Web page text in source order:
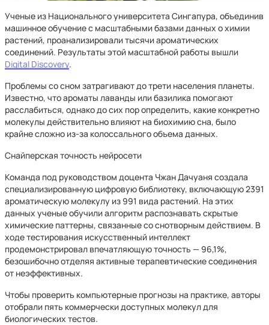
Ученые из Национального университета Сингапура, объединив
машинное обучение с масштабными базами данных о химии
растений, проанализировали тысячи ароматических
соединений. Результаты этой масштабной работы вышли
Digital Discovery.
Проблемы со сном затрагивают до трети населения планеты.
Известно, что ароматы лаванды или базилика помогают
расслабиться, однако до сих пор определить, какие конкретно
молекулы действительно влияют на биохимию сна, было
крайне сложно из-за колоссального объема данных.
Снайперская точность нейросети
Команда под руководством доцента Чжан Дачуаня создала
специализированную цифровую библиотеку, включающую 2391
ароматическую молекулу из 991 вида растений. На этих
данных ученые обучили алгоритм распознавать скрытые
химические паттерны, связанные со снотворным действием. В
ходе тестирования искусственный интеллект
продемонстрировал впечатляющую точность — 96,1%,
безошибочно отделяя активные терапевтические соединения
от неэффективных.
Чтобы проверить компьютерные прогнозы на практике, авторы
отобрали пять коммерчески доступных молекул для
биологических тестов.